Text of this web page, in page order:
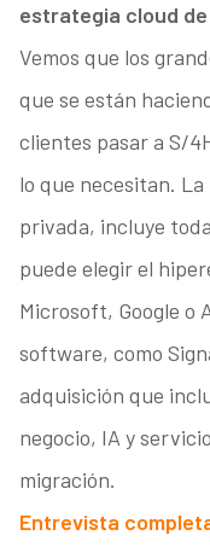
estrategia cloud de
Vemos que los
que se están
clientes pasar a S/
lo que necesitan.
privada, incluye
puede elegir el
Microsoft, Google o
software, como
adquisición que
negocio, IA y
migración.
Entrevista